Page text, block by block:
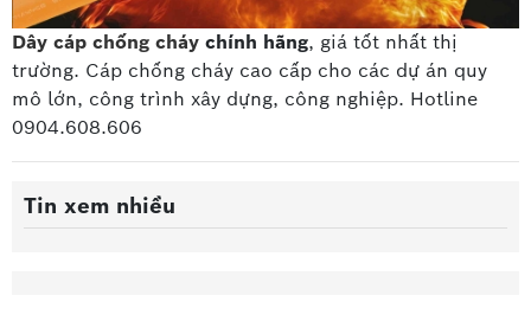
Dây cáp chống cháy chính hãng, giá tốt nhất thị
trường. Cáp chống cháy cao cấp cho các dự án quy
mô lớn, công trình xây dựng, công nghiệp. Hotline
0904.608.606
Tin xem nhiều